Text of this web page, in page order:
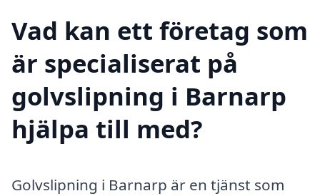
Vad kan ett företag som
är specialiserat på
golvslipning i Barnarp
hjälpa till med?
Golvslipning i Barnarp är en tjänst som